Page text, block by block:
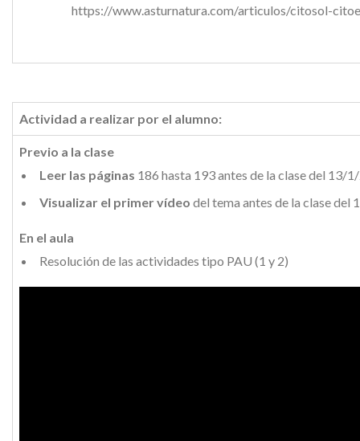
https://www.asturnatura.com/articulos/citosol-
Actividad a realizar por el alumno:
Previo a la clase
Leer las páginas 186 hasta 193 antes de la clase del 13/
Visualizar el primer vídeo del tema antes de la clase del
En el aula
Resolución de las actividades tipo PAU (1 y 2)